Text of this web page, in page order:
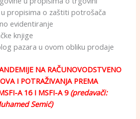
propisima o zaštiti potrošača
evidentiranje
knjige
pazara u ovom obliku prodaje
NA RAČUNOVODSTVENO
I POTRAŽIVANJA PREMA
A 16 I MSFI-A 9 (predavači:
Semić)